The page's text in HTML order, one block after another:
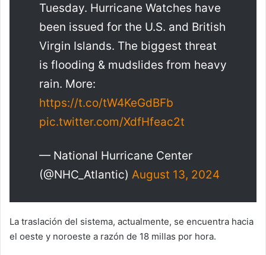
Tuesday. Hurricane Watches have
been issued for the U.S. and British
Virgin Islands. The biggest threat
is flooding & mudslides from heavy
rain. More:
https://t.co/tW4KeGdBFb
pic.twitter.com/XdfHfeac2t
— National Hurricane Center
(@NHC_Atlantic) August 13, 2024
La traslación del sistema, actualmente, se encuentra hacia
el oeste y noroeste a razón de 18 millas por hora.